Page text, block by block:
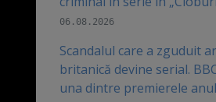
06.08.2026
Scandalul care a zguduit
britanică devine serial.
una dintre premierele